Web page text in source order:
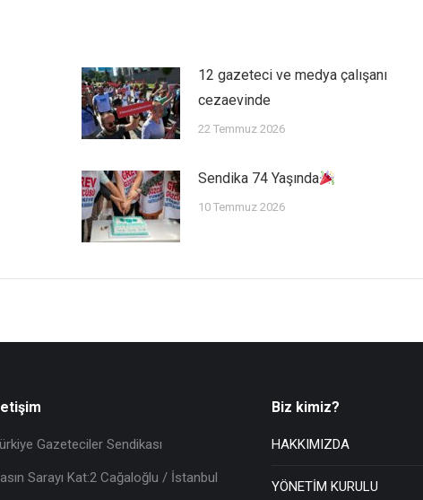
12 gazeteci ve medya çalışanı
cezaevinde
22 Temmuz 2026
Sendika 74 Yaşında
10 Temmuz 2026
Gazeteciler Sendikası
Sarayı Kat:2 Cağaloğlu / İstanbul
Biz kimiz?
HAKKIMIZDA
YÖNETİM KURULU